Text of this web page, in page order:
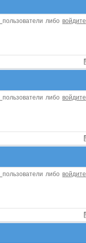
пользователи либовойдите
пользователи либовойдите
пользователи либовойдите